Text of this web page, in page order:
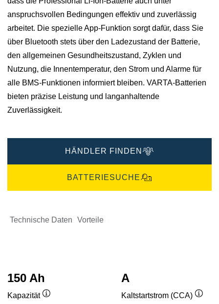
anspruchsvollen Bedingungen effektiv und zuverlässig
arbeitet. Die spezielle App-Funktion sorgt dafür, dass Sie
über Bluetooth stets über den Ladezustand der Batterie,
den allgemeinen Gesundheitszustand, Zyklen und
Nutzung, die Innentemperatur, den Strom und Alarme für
alle BMS-Funktionen informiert bleiben.​ VARTA-Batterien
bieten präzise Leistung und langanhaltende
Zuverlässigkeit.​
HÄNDLER FINDEN
BATTERIESUCHE
Technische Daten Vorteile
150 Ah
Kapazität
A
Kaltstartstrom (CCA)